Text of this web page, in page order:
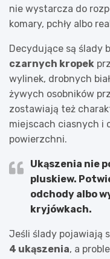
nie wystarcza do
komary, pchły albo
Decydujące są ślady
czarnych kropek
wylinek, drobnych
żywych osobników
zostawiają też
miejscach ciasnych i
powierzchni.
Ukąszenia nie
pluskiew.
odchody albo
kryjówkach.
Jeśli ślady pojawiają
4 ukąszenia, a